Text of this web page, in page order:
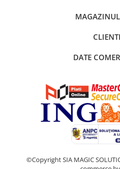
CLIENTI
DATE
©Copyright SIA MAGIC